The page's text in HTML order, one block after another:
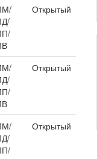
Открытый
Открытый
Открытый